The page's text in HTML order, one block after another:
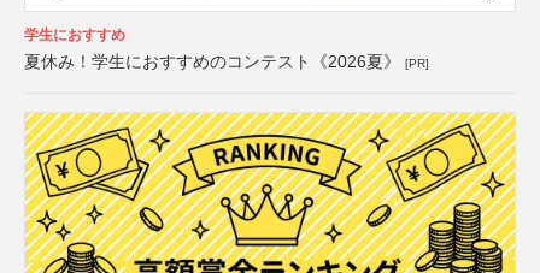
学生におすすめ
夏休み！学生におすすめのコンテスト《2026夏》 [PR]